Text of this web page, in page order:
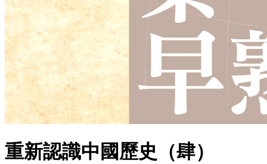
重新認識中國歷史（肆）